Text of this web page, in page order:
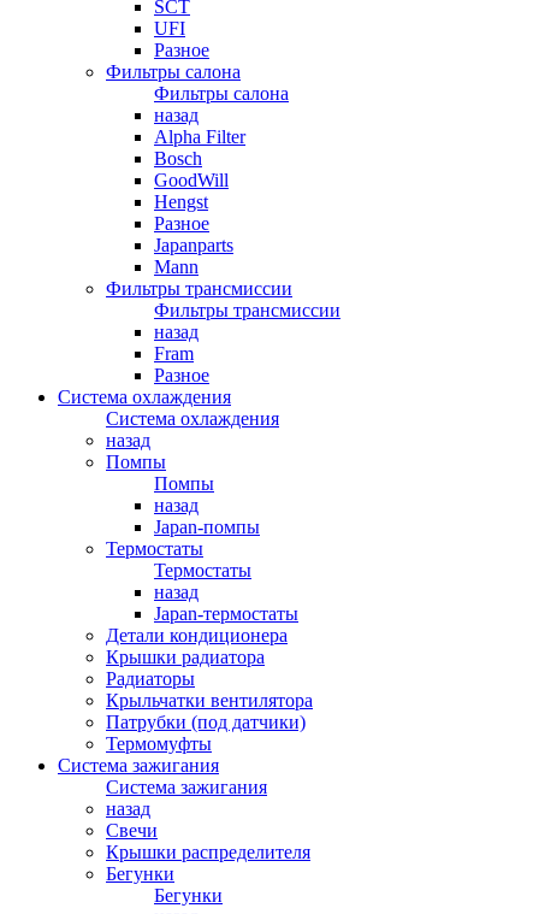
SCT
UFI
Разное
Фильтры салона
Фильтры салона
назад
Alpha Filter
Bosch
GoodWill
Hengst
Разное
Japanparts
Mann
Фильтры трансмиссии
Фильтры трансмиссии
назад
Fram
Разное
Система охлаждения
Система охлаждения
назад
Помпы
Помпы
назад
Japan-помпы
Термостаты
Термостаты
назад
Japan-термостаты
Детали кондиционера
Крышки радиатора
Радиаторы
Крыльчатки вентилятора
Патрубки (под датчики)
Термомуфты
Система зажигания
Система зажигания
назад
Свечи
Крышки распределителя
Бегунки
Бегунки